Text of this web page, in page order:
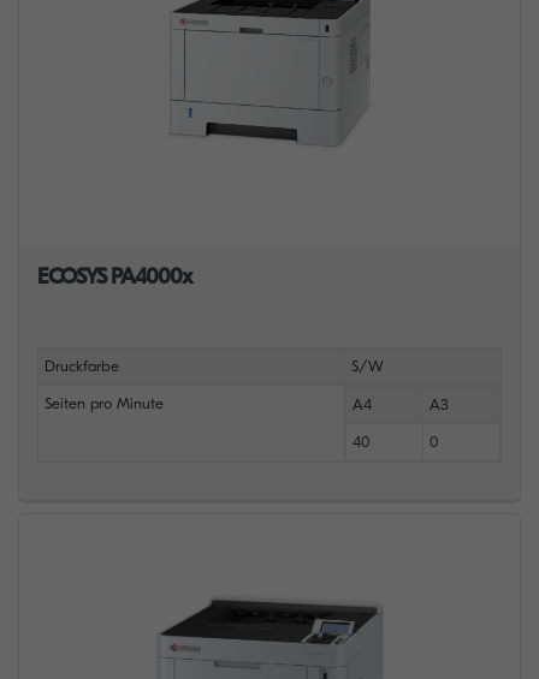
ECOSYS PA4000x
Druckfarbe S/W
Seiten pro Minute A4 A3
40 0